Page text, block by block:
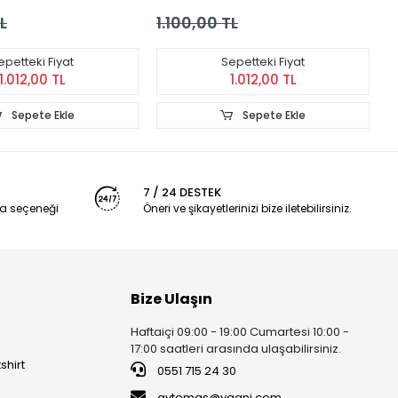
Bize Ulaşın
Haftaiçi 09:00 - 19:00 Cumartesi 10:00 -
17:00 saatleri arasında ulaşabilirsiniz.
aytemas@yaani.com